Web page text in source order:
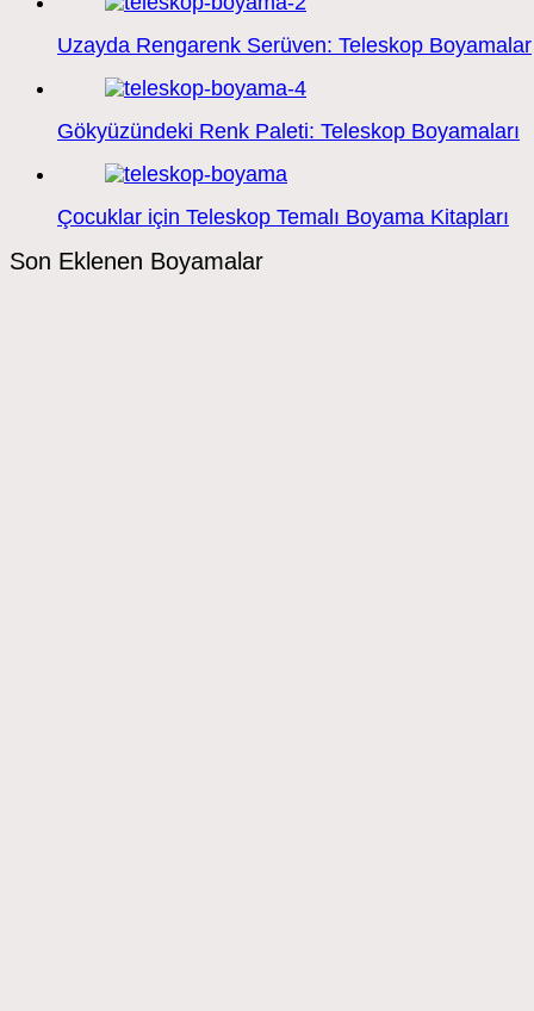
Uzayda Rengarenk Serüven: Teleskop Boyamalar
Gökyüzündeki Renk Paleti: Teleskop Boyamaları
Çocuklar için Teleskop Temalı Boyama Kitapları
Son Eklenen Boyamalar